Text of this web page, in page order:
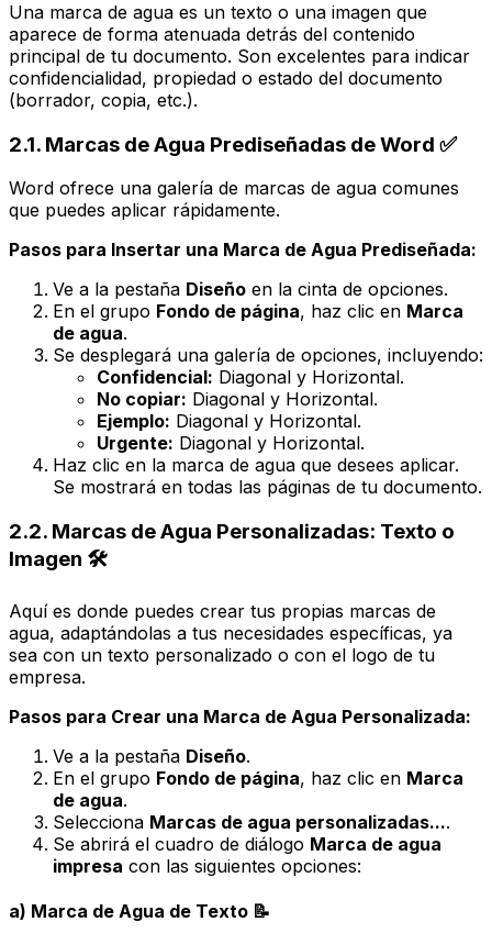
Una marca de agua es un texto o una imagen que
aparece de forma atenuada detrás del contenido
principal de tu documento. Son excelentes para indicar
confidencialidad, propiedad o estado del documento
(borrador, copia, etc.).
2.1. Marcas de Agua Prediseñadas de Word ✅
Word ofrece una galería de marcas de agua comunes
que puedes aplicar rápidamente.
Pasos para Insertar una Marca de Agua Prediseñada:
Ve a la pestaña Diseño en la cinta de opciones.
En el grupo Fondo de página, haz clic en Marca
de agua.
Se desplegará una galería de opciones, incluyendo:
Confidencial: Diagonal y Horizontal.
No copiar: Diagonal y Horizontal.
Ejemplo: Diagonal y Horizontal.
Urgente: Diagonal y Horizontal.
Haz clic en la marca de agua que desees aplicar.
Se mostrará en todas las páginas de tu documento.
2.2. Marcas de Agua Personalizadas: Texto o
Imagen 🛠️
Aquí es donde puedes crear tus propias marcas de
agua, adaptándolas a tus necesidades específicas, ya
sea con un texto personalizado o con el logo de tu
empresa.
Pasos para Crear una Marca de Agua Personalizada:
Ve a la pestaña Diseño.
En el grupo Fondo de página, haz clic en Marca
de agua.
Selecciona Marcas de agua personalizadas....
Se abrirá el cuadro de diálogo Marca de agua
impresa con las siguientes opciones:
a) Marca de Agua de Texto 📝